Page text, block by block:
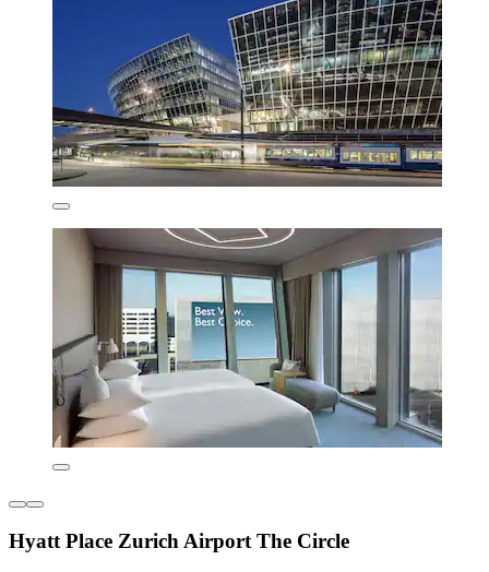
Hyatt Place Zurich Airport The Circle